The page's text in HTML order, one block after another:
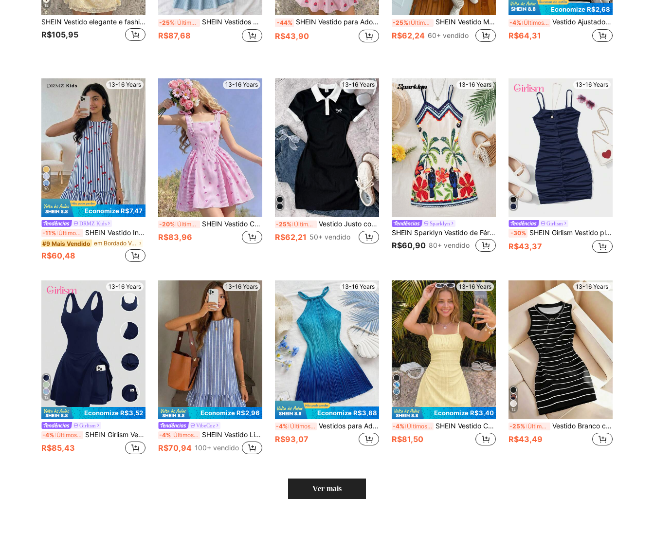
13
SHEIN Vestido elegante e fashion de gola quadrada de manga curta para meninas adolescentes, vestido vintage de menina, vestido de dama de honra com flores, vestido branco de jardim para adolescentes, vestido com estampa de flores, vestido de verão estético, vestido de piquenique, vestido floral branco, vestido de festa no jardim
R$105,95
-25% Últimos 2 dias SHEIN Vestidos para Adolescentes Novos para Primavera e Verão, Adequados para Férias na Praia, Elegante Tecido Texturizado, Decote Halter, Amarração na Frente, Franzido, Decoração Metálica, Bainha com Babados em Camadas, Vestido Mini Divertido
R$87,68
-44% SHEIN Vestido para Adolescentes com Estampa de Morango, Design de Cintura Franzida & Bainha com Babados de Cintura Alta, Estilo de Férias Francesas, Uso Diário de Verão, Design de Nicho, Ajuste Justo
R$43,90
-25% Últimos 2 dias SHEIN Vestido Maxi Ajustado Cômodo e Simples Halterneck com Listras para Meninas Adolescentes
R$62,24 60+ vendido
Economize R$2,68
-4% Últimos 3 dias Vestido Ajustado de Estilo Casual Escolar com Gola Preta e Branca Listrada para Adolescentes
R$64,31
13-16 Years
30
Economize R$7,47
DRMZ Kids
-11% Últimos 3 dias SHEIN Vestido Infantil e Juvenil para Meninas com Decote Redondo, Listras Azul & Branco e Estampa Doce de Cereja, Moda Casual de Verão e Primavera para Férias, Saia A-Line com Babado, Vestido Casual para Férias e Casa
#9 Mais Vendido em Bordado Vestidos para meninas adolescentes
R$60,48
13-16 Years
-20% Últimos 2 dias SHEIN Vestido Camiseta Listrado Rosa Fresco para Adolescentes. Feito de tecido listrado rosa e branco, com decote quadrado e alças de ombro com laço, em um estilo doce francês. O design da cintura marcada e saia evasê oferece um visual casual. Este é um vestido refinado e popular para meninas, adequado para uso diário no verão.
R$83,96
13-16 Years
-25% Últimos 2 dias Vestido Justo com Gola de Contraste Canelado, Botões, para Adolescentes, Preto e Branco, Casual, Personalizado, Vestidos de Verão, Bordado de Borboleta
R$62,21 50+ vendido
13-16 Years
Sparklyn
SHEIN Sparklyn Vestido de Férias com Alças Finas e Estampa Tropical para Adolescentes
R$60,90 80+ vendido
13-16 Years
Girlism
-30% SHEIN Girlism Vestido plissado com alça, cor sólida, para adolescentes
R$43,37
13-16 Years
12
Economize R$3,52
Girlism
-4% Últimos 3 dias SHEIN Girlism Vestido Esportivo Casual para Adolescente Menina, Primavera/Verão, Azul Marinho, Tricotado, Alta Elasticidade, Sem Mangas, Decote Quadrado, Costas Abertas, com Legging Integrada Anti-Exposição, Yoga, Atlético, Saia
R$85,43
13-16 Years
Economize R$2,96
VibeCoz
-4% Últimos 3 dias SHEIN Vestido Listrado Sem Mangas com Gola Redonda Confortável Versátil Casual Diário para Adolescente
R$70,94 100+ vendido
13-16 Years
Economize R$3,88
-4% Últimos 3 dias Vestidos para Adolescentes Vestido Casual de Verão com Decote Halter, Ajustado, Estampa Degradê Plissada, Vestido Mini Adequado para Festa, Férias, Festival de Música, Encontro de Férias, Chá da Tarde, Praia, Cruzeiro, Vestido Plissado Azul, Vestido Degradê Azul, Vestido Decote Halter, Vestido de Férias, Vestido de Praia, Vestido Plissado Degradê Azul, Vestido de Verão Azul, Vestido de Praia Azul, Vestido de Férias Azul, Vestidos Plissados, Vestido Oceano, Vestido Azul, Vestido de Verão
R$93,07
13-16 Years
5
Economize R$3,40
-4% Últimos 3 dias SHEIN Vestido Casual de Verão para Adolescentes com Alças Finas e Cor Sólida
R$81,50
13-16 Years
12
-25% Últimos 2 dias Vestido Branco com Estampa de Linha para Meninas e Adolescentes, Adequado para Primavera, Verão, Outono, Passeios Casuais, Design Clássico Ajustado e Minimalista Confortável
R$43,49
Ver mais